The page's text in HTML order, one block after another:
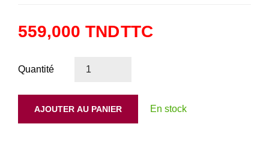
559,000 TNDTTC
Quantité
AJOUTER AU PANIER En stock